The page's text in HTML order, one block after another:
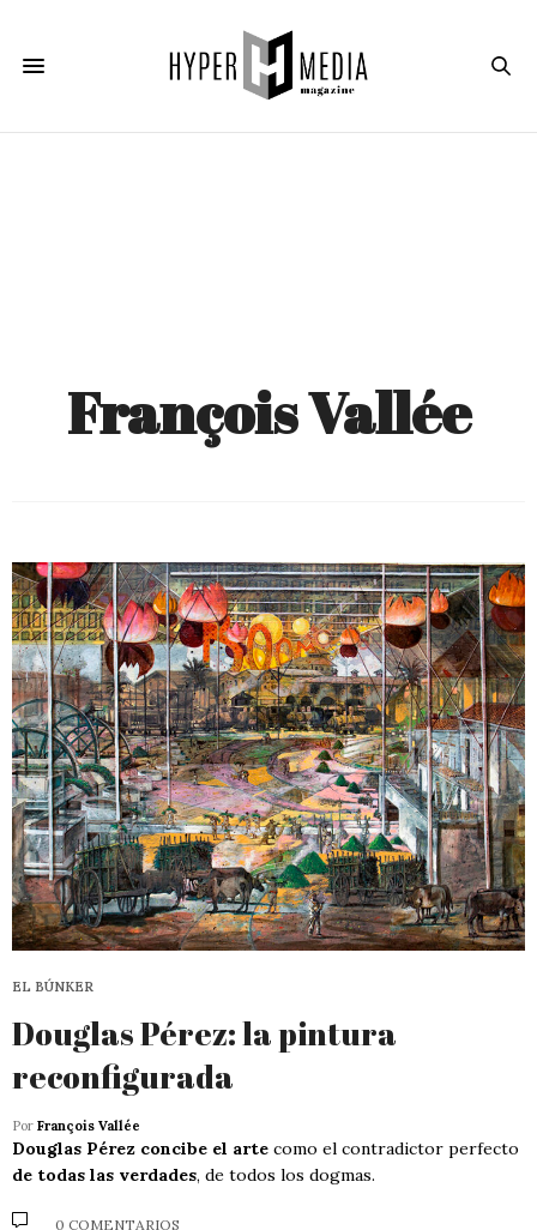
François Vallée
EL BÚNKER
Douglas Pérez: la pintura
reconfigurada
Por François Vallée
Douglas Pérez concibe el arte como el contradictor perfecto
de todas las verdades, de todos los dogmas.
0 COMENTARIOS